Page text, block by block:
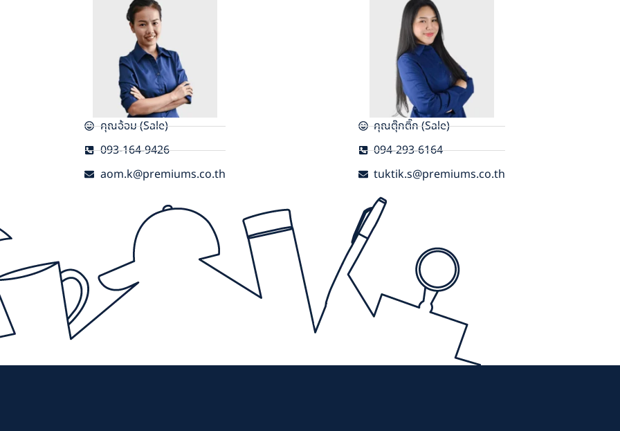
คุณอ้อม (Sale)
093-164-9426
aom.k@premiums.co.th
คุณตุ๊กติ๊ก (Sale)
094-293-6164
tuktik.s@premiums.co.th